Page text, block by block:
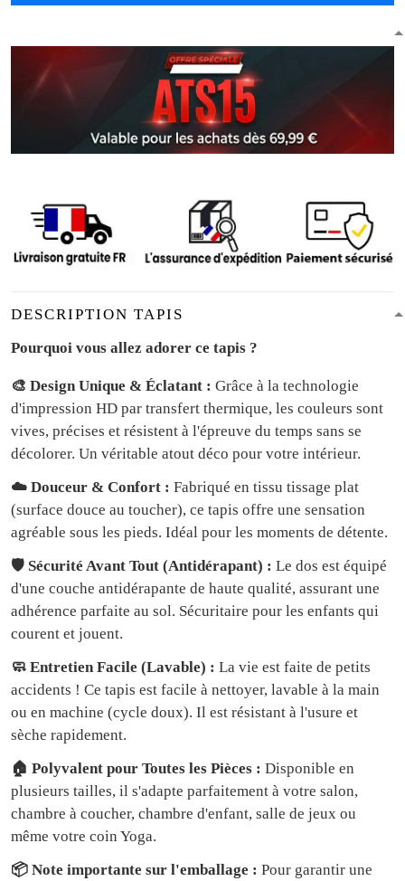
DESCRIPTION TAPIS
Pourquoi vous allez adorer ce tapis ?
🎨 Design Unique & Éclatant : Grâce à la technologie
d'impression HD par transfert thermique, les couleurs sont
vives, précises et résistent à l'épreuve du temps sans se
décolorer. Un véritable atout déco pour votre intérieur.
☁️ Douceur & Confort : Fabriqué en tissu tissage plat
(surface douce au toucher), ce tapis offre une sensation
agréable sous les pieds. Idéal pour les moments de détente.
🛡️ Sécurité Avant Tout (Antidérapant) : Le dos est équipé
d'une couche antidérapante de haute qualité, assurant une
adhérence parfaite au sol. Sécuritaire pour les enfants qui
courent et jouent.
🧼 Entretien Facile (Lavable) : La vie est faite de petits
accidents ! Ce tapis est facile à nettoyer, lavable à la main
ou en machine (cycle doux). Il est résistant à l'usure et
sèche rapidement.
🏠 Polyvalent pour Toutes les Pièces : Disponible en
plusieurs tailles, il s'adapte parfaitement à votre salon,
chambre à coucher, chambre d'enfant, salle de jeux ou
même votre coin Yoga.
📦 Note importante sur l'emballage : Pour garantir une